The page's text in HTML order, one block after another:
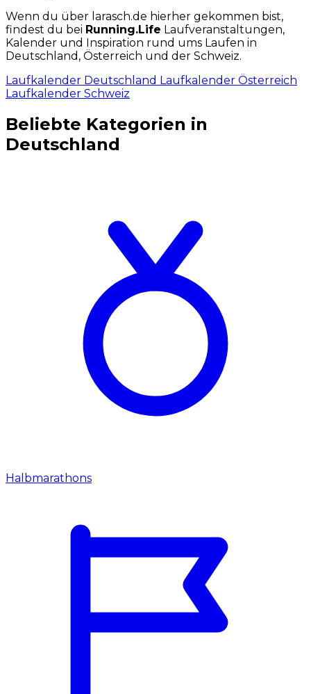
Wenn du über larasch.de hierher gekommen bist,
findest du bei Running.Life Laufveranstaltungen,
Kalender und Inspiration rund ums Laufen in
Deutschland, Österreich und der Schweiz.
Laufkalender Deutschland Laufkalender Österreich
Laufkalender Schweiz
Beliebte Kategorien in
Deutschland
Halbmarathons